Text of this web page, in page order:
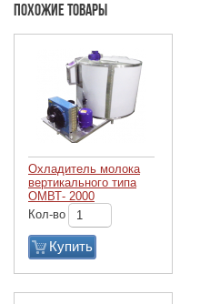
Похожие товары
Охладитель молока
вертикального типа
ОМВТ- 2000
Кол-во
Купить